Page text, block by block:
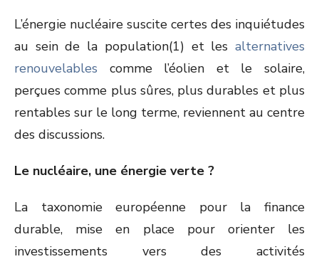
L’énergie nucléaire suscite certes des inquiétudes
au sein de la population(1) et lesalternatives
renouvelables comme l’éolien et le solaire,
perçues comme plus sûres, plus durables et plus
rentables sur le long terme, reviennent au centre
des discussions.
Le nucléaire, une énergie verte ?
La taxonomie européenne pour la finance
durable, mise en place pour orienter les
investissements vers des activités